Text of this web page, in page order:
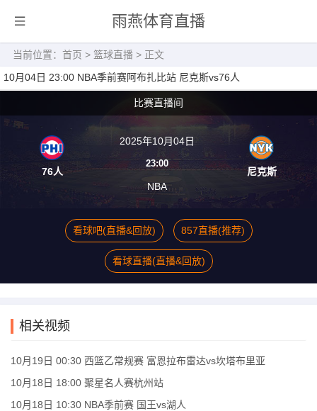
雨燕体育直播
当前位置： 首页 > 篮球直播 > 正文
10月04日 23:00 NBA季前赛阿布扎比站 尼克斯vs76人
比赛直播间
76人
2025年10月04日
23:00
NBA
尼克斯
看球吧(直播&回放) 857直播(推荐)
看球直播(直播&回放)
相关视频
10月19日 00:30 西篮乙常规赛 富恩拉布雷达vs坎塔布里亚
10月18日 18:00 聚星名人赛杭州站
10月18日 10:30 NBA季前赛 国王vs湖人